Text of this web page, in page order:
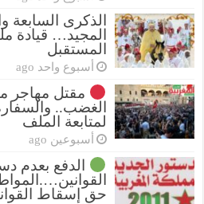
الذكرى
المجيد… قيادة
المستقبل
أسبوع واحد ago
مقتل مهاجر
الغضب..
لمتابعة الملف
أسبوعين ago
الدفع بعدم
حق إسقاط